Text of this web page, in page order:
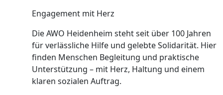
Engagement mit Herz
Die AWO Heidenheim steht seit über 100 Jahren
für verlässliche Hilfe und gelebte Solidarität. Hier
finden Menschen Begleitung und praktische
Unterstützung – mit Herz, Haltung und einem
klaren sozialen Auftrag.